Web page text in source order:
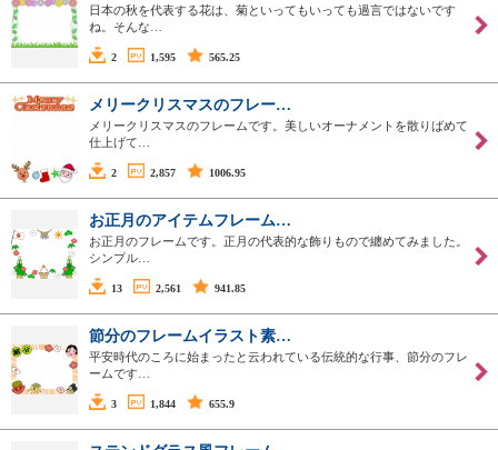
日本の秋を代表する花は、菊といってもいっても過言ではないです
ね。そんな…
2 1,595 565.25
メリークリスマスのフレー…
メリークリスマスのフレームです。美しいオーナメントを散りばめて
仕上げて…
2 2,857 1006.95
お正月のアイテムフレーム…
お正月のフレームです。正月の代表的な飾りもので纏めてみました。
シンプル…
13 2,561 941.85
節分のフレームイラスト素…
平安時代のころに始まったと云われている伝統的な行事、節分のフレ
ームです…
3 1,844 655.9